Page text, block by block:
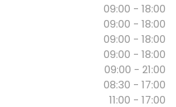
09:00 - 18:00
09:00 - 18:00
09:00 - 18:00
09:00 - 18:00
09:00 - 21:00
08:30 - 17:00
11:00 - 17:00